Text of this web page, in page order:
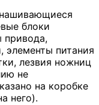
блоки
привода,
элементы питания
лезвия ножниц
не
на коробке
него).